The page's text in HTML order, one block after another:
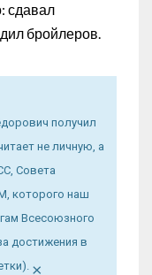
сдавал
бройлеров.
получил
не личную, а
Совета
которого наш
Всесоюзного
достижения в
×